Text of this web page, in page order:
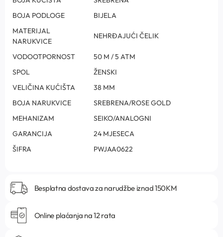
BOJA PODLOGE
BIJELA
MATERIJAL
NARUKVICE
NEHRĐAJUĆI ČELIK
VODOOTPORNOST
50 M / 5 ATM
SPOL
ŽENSKI
VELIČINA KUĆIŠTA
38 MM
BOJA NARUKVICE
SREBRENA/ROSE GOLD
MEHANIZAM
SEIKO/ANALOGNI
GARANCIJA
24 MJESECA
ŠIFRA
PWJAA0622
Besplatna dostava za narudžbe iznad 150KM
Online plaćanja na 12 rata